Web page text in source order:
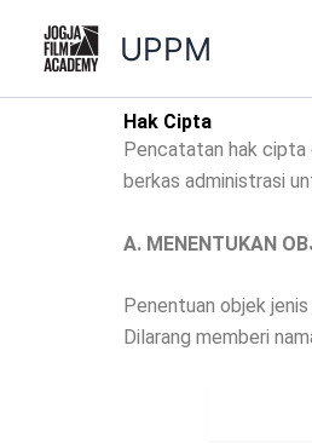
konten
UPPM
Hak Cipta
Pencatatan hak cipta
berkas administrasi
A. MENENTUKAN
Penentuan objek
Dilarang memberi